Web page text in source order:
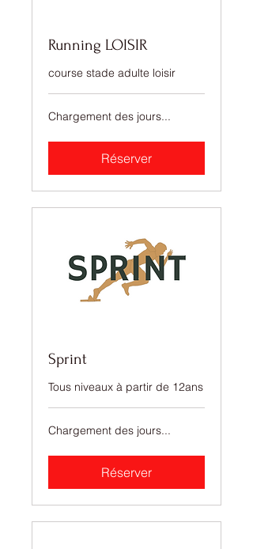
Running LOISIR
course stade adulte loisir
Chargement des jours...
Réserver
Sprint
Tous niveaux à partir de 12ans
Chargement des jours...
Réserver